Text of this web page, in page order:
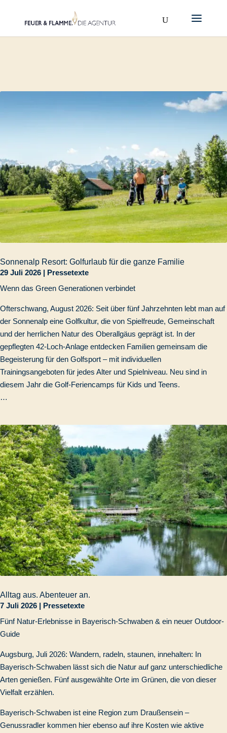
Sonnenalp Resort: Golfurlaub für die ganze Familie
29 Juli 2026 | Pressetexte
Wenn das Green Generationen verbindet
Ofterschwang, August 2026: Seit über fünf Jahrzehnten lebt man auf
der Sonnenalp eine Golfkultur, die von Spielfreude, Gemeinschaft
und der herrlichen Natur des Oberallgäus geprägt ist. In der
gepflegten 42-Loch-Anlage entdecken Familien gemeinsam die
Begeisterung für den Golfsport – mit individuellen
Trainingsangeboten für jedes Alter und Spielniveau. Neu sind in
diesem Jahr die Golf-Feriencamps für Kids und Teens.
…
Alltag aus. Abenteuer an.
7 Juli 2026 | Pressetexte
Fünf Natur-Erlebnisse in Bayerisch-Schwaben & ein neuer Outdoor-
Guide
Augsburg, Juli 2026: Wandern, radeln, staunen, innehalten: In
Bayerisch-Schwaben lässt sich die Natur auf ganz unterschiedliche
Arten genießen. Fünf ausgewählte Orte im Grünen, die von dieser
Vielfalt erzählen.
Bayerisch-Schwaben ist eine Region zum Draußensein –
Genussradler kommen hier ebenso auf ihre Kosten wie aktive